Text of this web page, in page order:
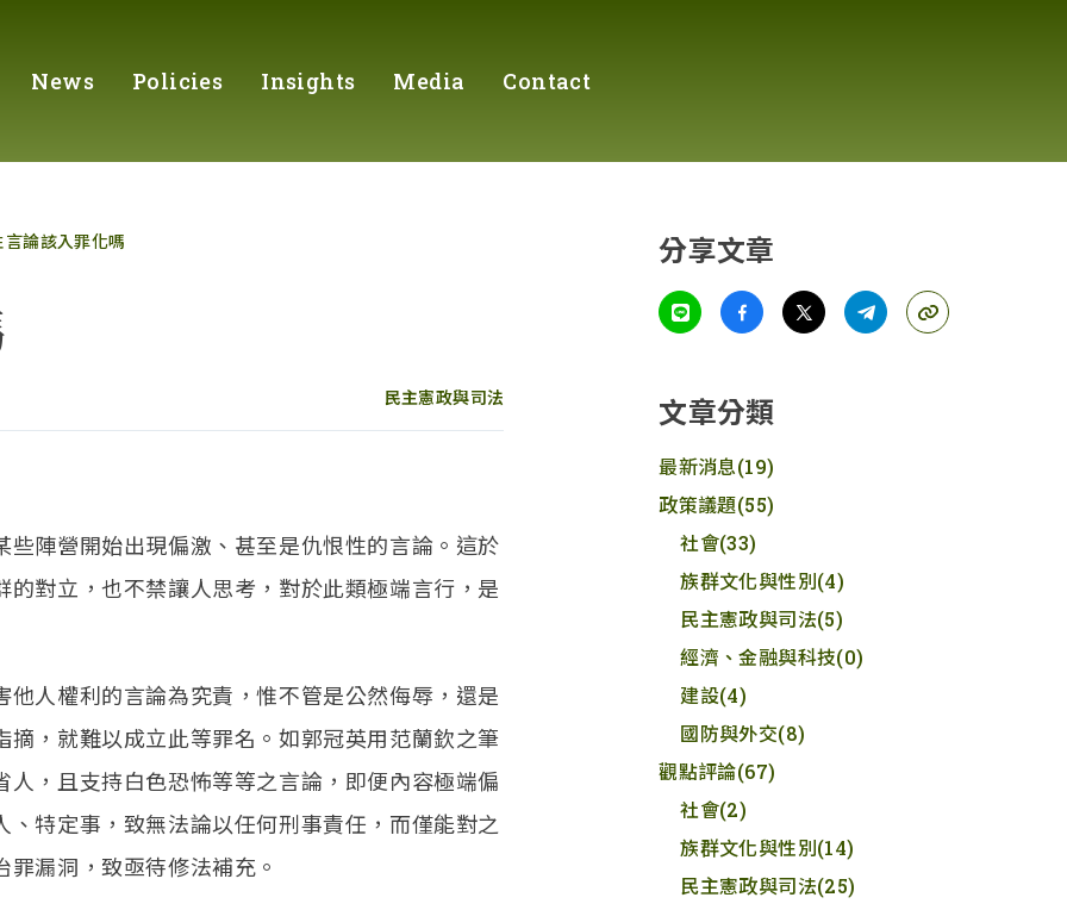
News Policies Insights Media Contact
言論該入罪化嗎
民主憲政與司法
陣營開始出現偏激、甚至是仇恨性的言論。這於
對立，也不禁讓人思考，對於此類極端言行，是
人權利的言論為究責，惟不管是公然侮辱，還是
，就難以成立此等罪名。如郭冠英用范蘭欽之筆
，且支持白色恐怖等等之言論，即便內容極端偏
特定事，致無法論以任何刑事責任，而僅能對之
漏洞，致亟待修法補充。
分享文章
文章分類
最新消息(19)
政策議題(55)
社會(33)
族群文化與性別(4)
民主憲政與司法(5)
經濟、金融與科技(0)
建設(4)
國防與外交(8)
觀點評論(67)
社會(2)
族群文化與性別(14)
民主憲政與司法(25)